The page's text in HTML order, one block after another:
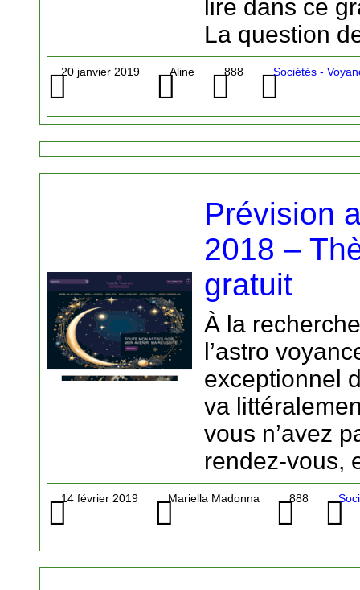
lire dans ce
La question
20 janvier 2019 Aline 888 Sociétés -
Prévision
2018 –
gratuit
À la
l’astro
exceptionnel
va
vous n’avez
rendez-vous,
14 février 2019 Mariella Madonna 888